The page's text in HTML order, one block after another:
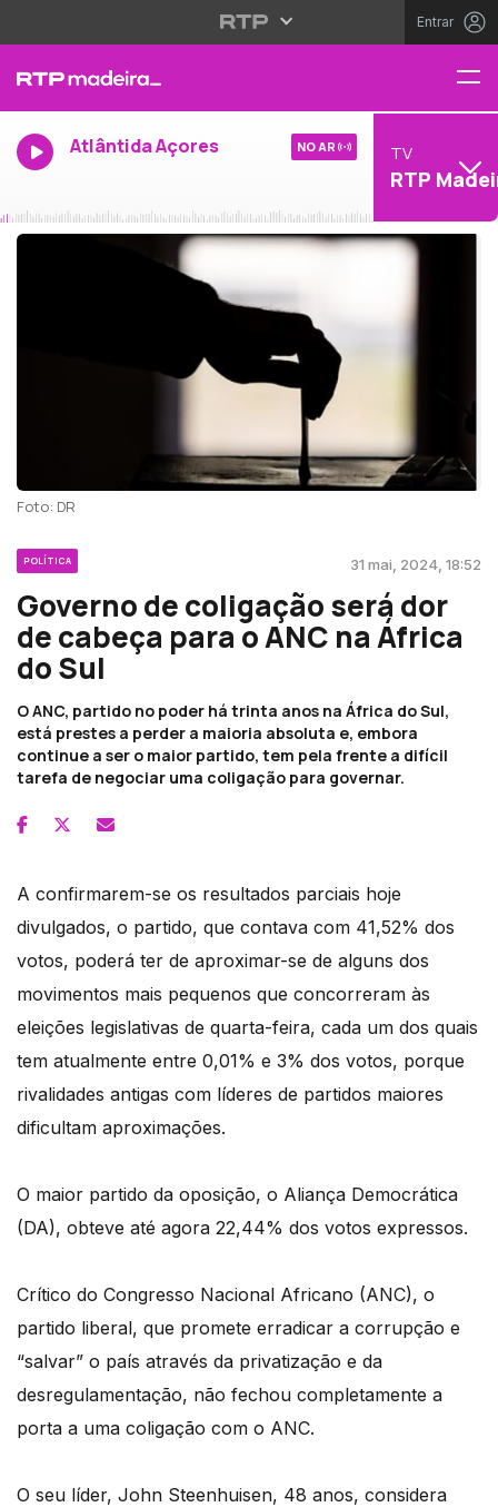
Entrar
Atlântida Açores NO AR TV
RTP
Foto: DR
POLÍTICA 31 mai, 2024, 18:52
Governo de coligação será dor
de cabeça para o ANC na África
do Sul
O ANC, partido no poder há trinta anos na África do Sul,
está prestes a perder a maioria absoluta e, embora
continue a ser o maior partido, tem pela frente a difícil
tarefa de negociar uma coligação para governar.
A confirmarem-se os resultados parciais hoje
divulgados, o partido, que contava com 41,52% dos
votos, poderá ter de aproximar-se de alguns dos
movimentos mais pequenos que concorreram às
eleições legislativas de quarta-feira, cada um dos quais
tem atualmente entre 0,01% e 3% dos votos, porque
rivalidades antigas com líderes de partidos maiores
dificultam aproximações.
O maior partido da oposição, o Aliança Democrática
(DA), obteve até agora 22,44% dos votos expressos.
Crítico do Congresso Nacional Africano (ANC), o
partido liberal, que promete erradicar a corrupção e
“salvar” o país através da privatização e da
desregulamentação, não fechou completamente a
porta a uma coligação com o ANC.
O seu líder, John Steenhuisen, 48 anos, considera